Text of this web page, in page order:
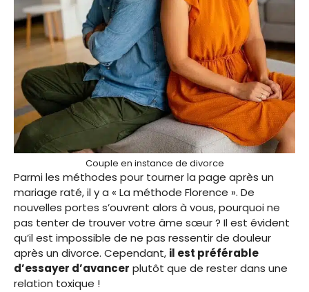
Couple en instance de divorce
Parmi les méthodes pour tourner la page après un
mariage raté, il y a « La méthode Florence ». De
nouvelles portes s’ouvrent alors à vous, pourquoi ne
pas tenter de trouver votre âme sœur ? Il est évident
qu’il est impossible de ne pas ressentir de douleur
après un divorce. Cependant, il est préférable
d’essayer d’avancer plutôt que de rester dans une
relation toxique !